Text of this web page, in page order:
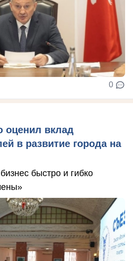
0
оценил вклад
в развитие города на
быстро и гибко